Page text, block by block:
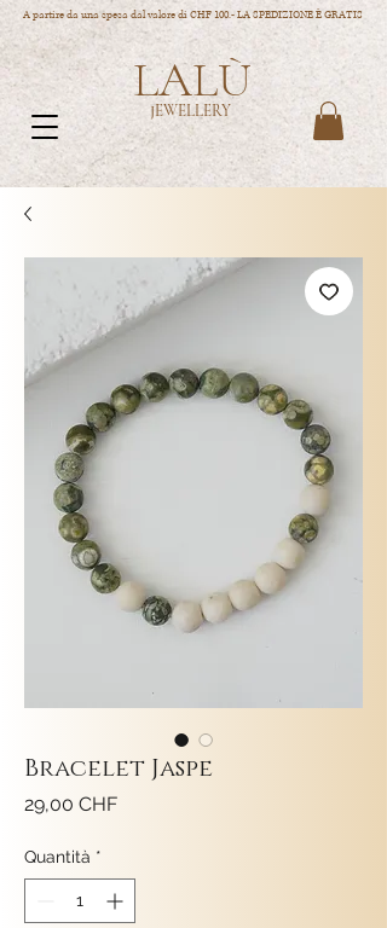
A partire da una spesa dal valore di CHF 100.- LA SPEDIZIONE È GRATIS
LALÙ
JEWELLERY
Bracelet Jaspe
29,00 CHFPrezzo
Quantità *